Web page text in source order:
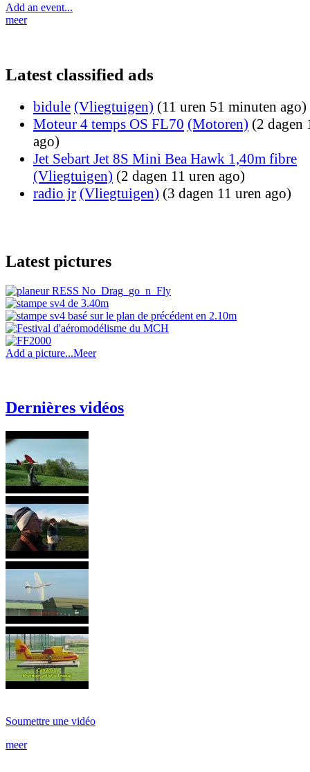
Add an event...
meer
Latest classified ads
bidule (Vliegtuigen) (11 uren 51 minuten ago)
Moteur 4 temps OS FL70 (Motoren) (2 dagen
ago)
Jet Sebart Jet 8S Mini Bea Hawk 1,40m fibre
(Vliegtuigen) (2 dagen 11 uren ago)
radio jr (Vliegtuigen) (3 dagen 11 uren ago)
Latest pictures
Add a picture...Meer
Dernières vidéos
Soumettre une vidéo
meer